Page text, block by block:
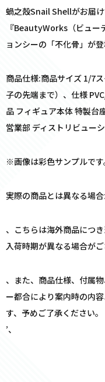
蝸之殼Snail Shellがお届
『BeautyWorks（ビュー
ョンシーの「不化骨」が登
商品仕様:商品サイズ 1/7
子の先端まで）、仕様
品 フィギュア本体 特製台
営業部 ディストリビュー
※画像は彩色サンプルです
実際の商品とは異なる場合
、こちらは海外商品につ
入荷時期が異なる場合がご
、また、商品仕様、付属
ー都合により案内時の内
す、予めご了承ください。
’、